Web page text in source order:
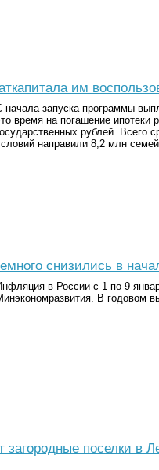
им
начала запуска программы
время на погашение ипотеки
рублей. Всего
направили 8,2 млн
снизились в
в России с 1 по 9
В годовом
загородные поселки в